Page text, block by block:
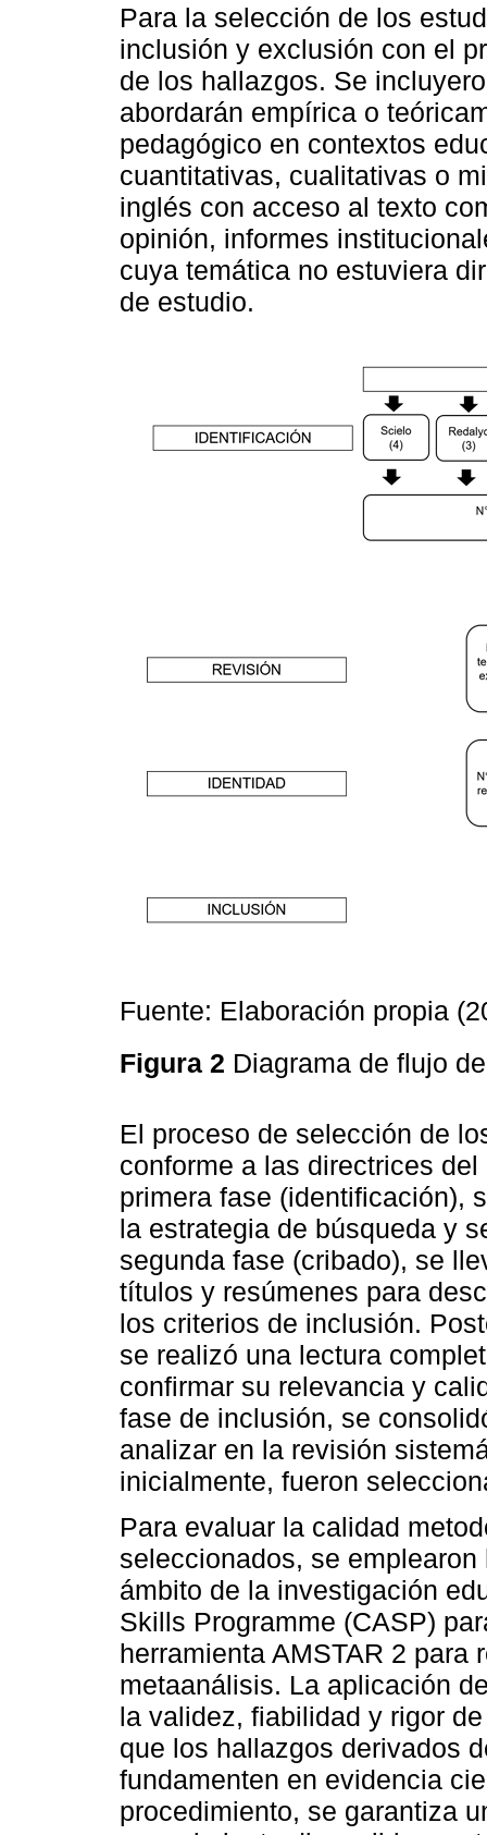
Para la selección de los
inclusión y exclusión con el
de los hallazgos. Se
abordarán empírica o
pedagógico en contextos
cuantitativas, cualitativas o
inglés con acceso al texto
opinión, informes
cuya temática no estuviera
de estudio.
Fuente: Elaboración propia
Figura 2 Diagrama de flujo
El proceso de selección de
conforme a las directrices
primera fase (identificación),
la estrategia de búsqueda y
segunda fase (cribado), se
títulos y resúmenes para
los criterios de inclusión.
se realizó una lectura
confirmar su relevancia y
fase de inclusión, se
analizar en la revisión
inicialmente, fueron
Para evaluar la calidad
seleccionados, se
ámbito de la investigación
Skills Programme (CASP)
herramienta AMSTAR 2 para
metaanálisis. La aplicación
la validez, fiabilidad y rigor
que los hallazgos derivados
fundamenten en evidencia
procedimiento, se garantiza